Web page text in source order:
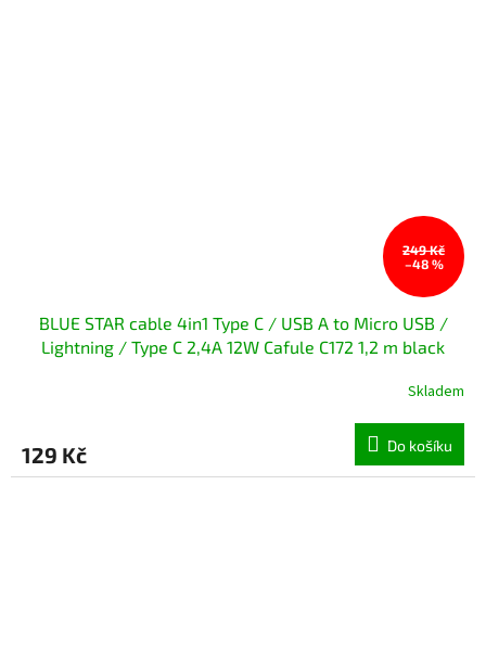
249 Kč
–48 %
BLUE STAR cable 4in1 Type C / USB A to Micro USB /
Lightning / Type C 2,4A 12W Cafule C172 1,2 m black
Skladem
129 Kč Do košíku